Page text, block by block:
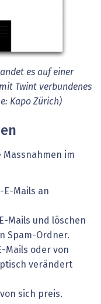
es auf einer
Twint verbundenes
Kapo Zürich)
Massnahmen im
E-Mails an
Mails und löschen
Spam-Ordner.
Mails oder von
verändert
sich preis.